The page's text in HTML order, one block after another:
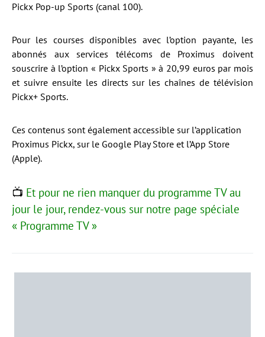
Pickx Pop-up Sports (canal 100).
Pour les courses disponibles avec l’option payante, les
abonnés aux services télécoms de Proximus doivent
souscrire à l’option « Pickx Sports » à 20,99 euros par mois
et suivre ensuite les directs sur les chaînes de télévision
Pickx+ Sports.
Ces contenus sont également accessible sur l’application
Proximus Pickx, sur le Google Play Store et l’App Store
(Apple).
📺 Et pour ne rien manquer du programme TV au
jour le jour, rendez-vous sur notre page spéciale
« Programme TV »